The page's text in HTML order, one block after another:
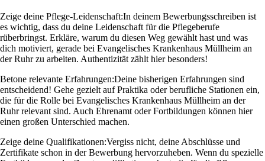
Zeige deine Pflege-Leidenschaft:In deinem Bewerbungsschreiben ist
es wichtig, dass du deine Leidenschaft für die Pflegeberufe
rüberbringst. Erkläre, warum du diesen Weg gewählt hast und was
dich motiviert, gerade bei Evangelisches Krankenhaus Müllheim an
der Ruhr zu arbeiten. Authentizität zählt hier besonders!
Betone relevante Erfahrungen:Deine bisherigen Erfahrungen sind
entscheidend! Gehe gezielt auf Praktika oder berufliche Stationen ein,
die für die Rolle bei Evangelisches Krankenhaus Müllheim an der
Ruhr relevant sind. Auch Ehrenamt oder Fortbildungen können hier
einen großen Unterschied machen.
Zeige deine Qualifikationen:Vergiss nicht, deine Abschlüsse und
Zertifikate schon in der Bewerbung hervorzuheben. Wenn du spezielle